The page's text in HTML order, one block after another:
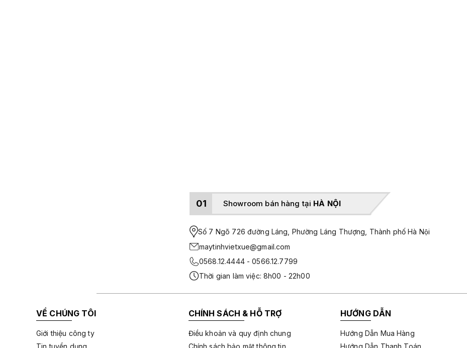
01 Showroom bán hàng tại HÀ NỘI
Số 7 Ngõ 726 đường Láng, Phường Láng Thượng, Thành phố Hà Nội
maytinhvietxue@gmail.com
0568.12.4444 - 0566.12.7799
Thời gian làm việc: 8h00 - 22h00
VỀ CHÚNG TÔI
Giới thiệu công ty
Tin tuyển dụng
CHÍNH SÁCH & HỖ TRỢ
Điều khoản và quy định chung
Chính sách bảo mật thông tin
HƯỚNG DẪN
Hướng Dẫn Mua Hàng
Hướng Dẫn Thanh Toán